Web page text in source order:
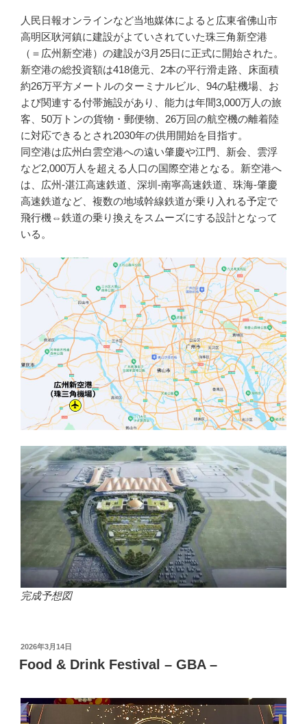
人民日報オンラインなど当地媒体によると広東省佛山市
高明区耿河鎮に建設がよていされていた珠三角新空港
（＝広州新空港）の建設が3月25日に正式に開始された。
新空港の総投資額は418億元、2本の平行滑走路、床面積
約26万平方メートルのターミナルビル、94の駐機場、お
よび関連する付帯施設があり、能力は年間3,000万人の旅
客、50万トンの貨物・郵便物、26万回の航空機の離着陸
に対応できるとされ2030年の供用開始を目指す。
同空港は広州白雲空港への遠い肇慶や江門、新会、雲浮
など2,000万人を超える人口の国際空港となる。新空港へ
は、広州-湛江高速鉄道、深圳-南寧高速鉄道、珠海-肇慶
高速鉄道など、複数の地域幹線鉄道が乗り入れる予定で
飛行機⇔鉄道の乗り換えをスムーズにする設計となって
いる。
完成予想図
投
稿
日:
2026年3月14日
Food & Drink Festival – GBA –